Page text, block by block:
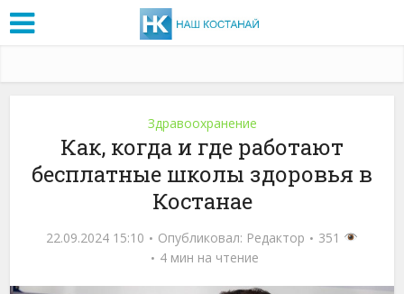
Здравоохранение
Как, когда и где работают
бесплатные школы здоровья в
Костанае
22.09.2024 15:10 Опубликовал: Редактор
351
4 мин на чтение